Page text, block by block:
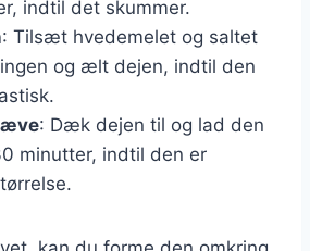
indtil det skummer.
: Tilsæt hvedemelet og saltet
og ælt dejen, indtil den
: Dæk dejen til og lad den
minutter, indtil den er